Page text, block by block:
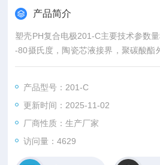
产品简介
塑壳PH复合电极201-C主要技术参数
-80摄氏度，陶瓷芯液接界，聚碳酸酯
2*160mm,插口：BNC
产品型号：201-C
更新时间：2025-11-02
厂商性质：生产厂家
访问量：4629